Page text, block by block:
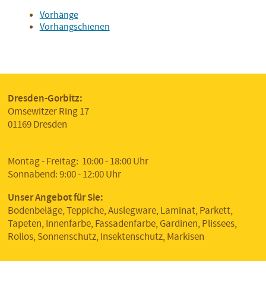
Korkböden
Vorhänge
Vorhangschienen
Dresden-Gorbitz:
Omsewitzer Ring 17
01169 Dresden
Montag - Freitag: 10:00 - 18:00 Uhr
Sonnabend: 9:00 - 12:00 Uhr
Unser Angebot für Sie:
Bodenbeläge, Teppiche, Auslegware, Laminat, Parkett,
Tapeten, Innenfarbe, Fassadenfarbe, Gardinen, Plissees,
Rollos, Sonnenschutz, Insektenschutz, Markisen